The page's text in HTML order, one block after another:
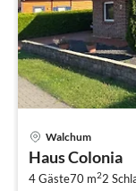
Walchum
Haus Colonia
4 Gäste70 m22